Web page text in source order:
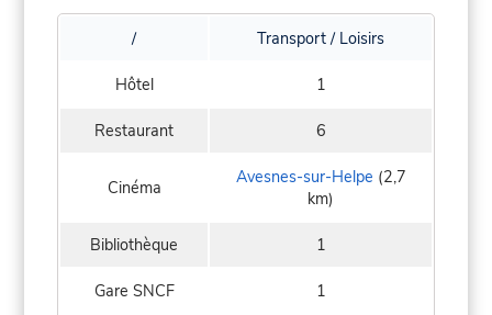
/ Transport / Loisirs
Hôtel 1
Restaurant 6
Cinéma Avesnes-sur-Helpe (2,7
km)
Bibliothèque 1
Gare SNCF 1